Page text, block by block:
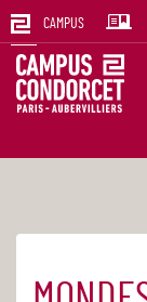
CAMPUS
Accueil